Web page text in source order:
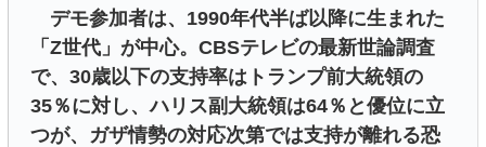
デモ参加者は、1990年代半ば以降に生まれた
「Z世代」が中心。CBSテレビの最新世論調査
で、30歳以下の支持率はトランプ前大統領の
35％に対し、ハリス副大統領は64％と優位に立
つが、ガザ情勢の対応次第では支持が離れる恐